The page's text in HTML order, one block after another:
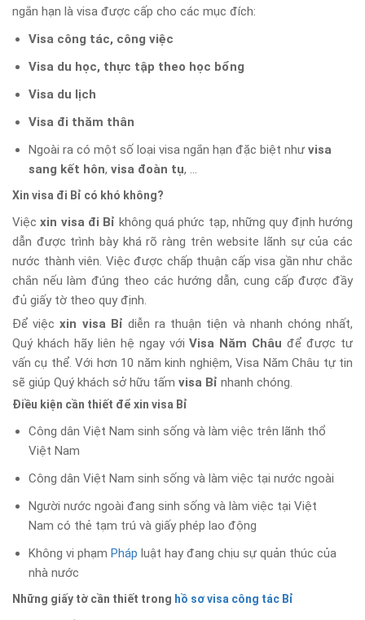
ngắn hạn là visa được cấp cho các mục đích:
Visa công tác, công việc
Visa du học, thực tập theo học bổng
Visa du lịch
Visa đi thăm thân
Ngoài ra có một số loại visa ngắn hạn đặc biệt như visa
sang kết hôn, visa đoàn tụ, …
Xin visa đi Bỉ có khó không?
Việcxin visa đi Bỉ không quá phức tạp, những quy định hướng
dẫn được trình bày khá rõ ràng trên website lãnh sự của các
nước thành viên. Việc được chấp thuận cấp visa gần như chắc
chắn nếu làm đúng theo các hướng dẫn, cung cấp được đầy
đủ giấy tờ theo quy định.
Để việc xin visa Bỉ diễn ra thuận tiện và nhanh chóng nhất,
Quý khách hãy liên hệ ngay vớiVisa Năm Châu để được tư
vấn cụ thể. Với hơn 10 năm kinh nghiệm, Visa Năm Châu tự tin
sẽ giúp Quý khách sở hữu tấm visa Bỉ nhanh chóng.
Điều kiện cần thiết để xin visa Bỉ
Công dân Việt Nam sinh sống và làm việc trên lãnh thổ
Việt Nam
Công dân Việt Nam sinh sống và làm việc tại nước ngoài
Người nước ngoài đang sinh sống và làm việc tại Việt
Nam có thẻ tạm trú và giấy phép lao động
Không vi phạm Pháp luật hay đang chịu sự quản thúc của
nhà nước
Những giấy tờ cần thiết trong hồ sơ visa công tác Bỉ